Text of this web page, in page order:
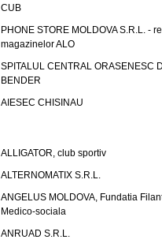
CUB
PHONE STORE MOLDOVA S.R.L. -
magazinelor ALO
SPITALUL CENTRAL ORASENESC
BENDER
AIESEC CHISINAU
ALLIGATOR, club sportiv
ALTERNOMATIX S.R.L.
ANGELUS MOLDOVA, Fundatia
Medico-sociala
ANRUAD S.R.L.